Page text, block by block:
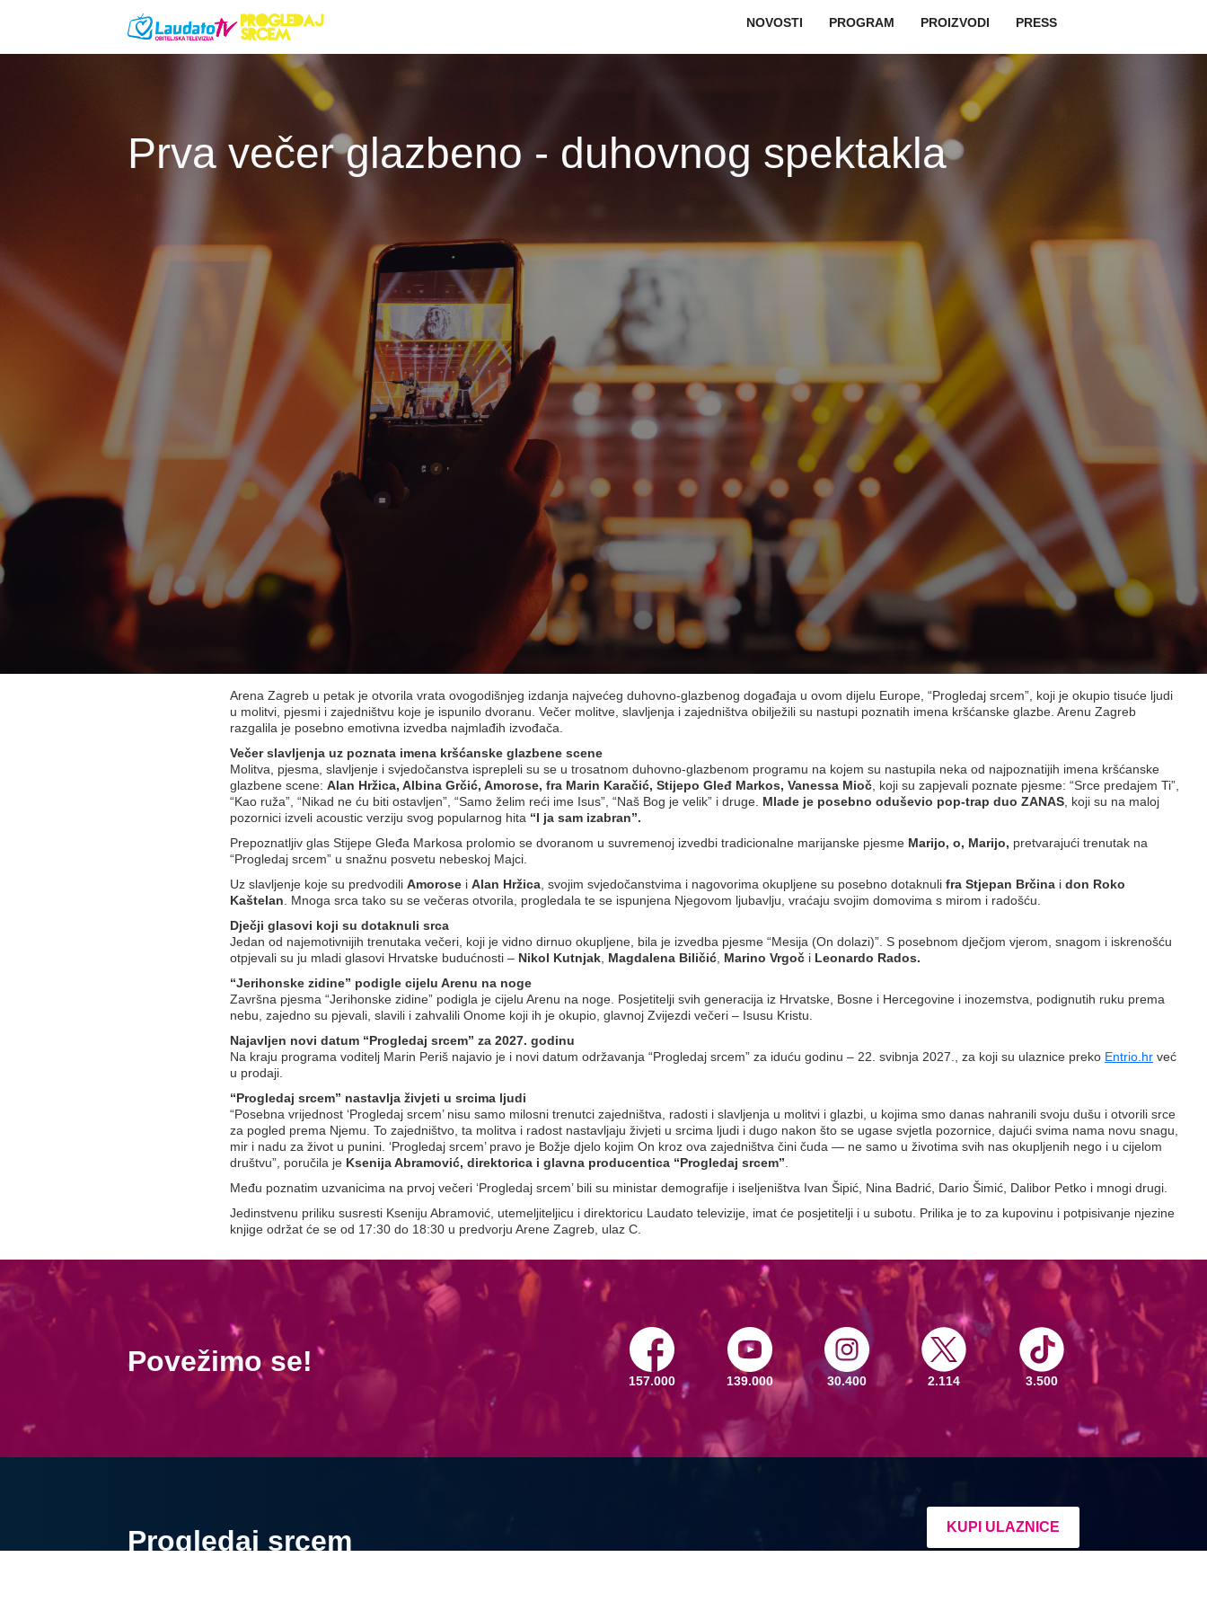
Main navigation
NOVOSTI PROGRAM PROIZVODI PRESS
Prva večer glazbeno - duhovnog spektakla
Arena Zagreb u petak je otvorila vrata ovogodišnjeg izdanja najvećeg duhovno-glazbenog događaja u ovom dijelu Europe, “Progledaj srcem”, koji je okupio tisuće ljudi
u molitvi, pjesmi i zajedništvu koje je ispunilo dvoranu. Večer molitve, slavljenja i zajedništva obilježili su nastupi poznatih imena kršćanske glazbe. Arenu Zagreb
razgalila je posebno emotivna izvedba najmlađih izvođača.
Večer slavljenja uz poznata imena kršćanske glazbene scene
Molitva, pjesma, slavljenje i svjedočanstva isprepleli su se u trosatnom duhovno-glazbenom programu na kojem su nastupila neka od najpoznatijih imena kršćanske
glazbene scene: Alan Hržica, Albina Grčić, Amorose, fra Marin Karačić, Stijepo Gleđ Markos, Vanessa Mioč, koji su zapjevali poznate pjesme: “Srce predajem Ti”,
“Kao ruža”, “Nikad ne ću biti ostavljen”, “Samo želim reći ime Isus”, “Naš Bog je velik” i druge. Mlade je posebno oduševio pop-trap duo ZANAS, koji su na maloj
pozornici izveli acoustic verziju svog popularnog hita “I ja sam izabran”.
Prepoznatljiv glas Stijepe Gleđa Markosa prolomio se dvoranom u suvremenoj izvedbi tradicionalne marijanske pjesme Marijo, o, Marijo, pretvarajući trenutak na
“Progledaj srcem” u snažnu posvetu nebeskoj Majci.
Uz slavljenje koje su predvodili Amorose i Alan Hržica, svojim svjedočanstvima i nagovorima okupljene su posebno dotaknuli fra Stjepan Brčina i don Roko
Kaštelan. Mnoga srca tako su se večeras otvorila, progledala te se ispunjena Njegovom ljubavlju, vraćaju svojim domovima s mirom i radošću.
Dječji glasovi koji su dotaknuli srca
Jedan od najemotivnijih trenutaka večeri, koji je vidno dirnuo okupljene, bila je izvedba pjesme “Mesija (On dolazi)”. S posebnom dječjom vjerom, snagom i iskrenošću
otpjevali su ju mladi glasovi Hrvatske budućnosti – Nikol Kutnjak, Magdalena Biličić, Marino Vrgoč i Leonardo Rados.
“Jerihonske zidine” podigle cijelu Arenu na noge
Završna pjesma “Jerihonske zidine” podigla je cijelu Arenu na noge. Posjetitelji svih generacija iz Hrvatske, Bosne i Hercegovine i inozemstva, podignutih ruku prema
nebu, zajedno su pjevali, slavili i zahvalili Onome koji ih je okupio, glavnoj Zvijezdi večeri – Isusu Kristu.
Najavljen novi datum “Progledaj srcem” za 2027. godinu
Na kraju programa voditelj Marin Periš najavio je i novi datum održavanja “Progledaj srcem” za iduću godinu – 22. svibnja 2027., za koji su ulaznice preko Entrio.hr već
u prodaji.
“Progledaj srcem” nastavlja živjeti u srcima ljudi
“Posebna vrijednost ‘Progledaj srcem’ nisu samo milosni trenutci zajedništva, radosti i slavljenja u molitvi i glazbi, u kojima smo danas nahranili svoju dušu i otvorili srce
za pogled prema Njemu. To zajedništvo, ta molitva i radost nastavljaju živjeti u srcima ljudi i dugo nakon što se ugase svjetla pozornice, dajući svima nama novu snagu,
mir i nadu za život u punini. ‘Progledaj srcem’ pravo je Božje djelo kojim On kroz ova zajedništva čini čuda — ne samo u životima svih nas okupljenih nego i u cijelom
društvu”, poručila je Ksenija Abramović, direktorica i glavna producentica “Progledaj srcem”.
Među poznatim uzvanicima na prvoj večeri ‘Progledaj srcem’ bili su ministar demografije i iseljeništva Ivan Šipić, Nina Badrić, Dario Šimić, Dalibor Petko i mnogi drugi.
Jedinstvenu priliku susresti Kseniju Abramović, utemeljiteljicu i direktoricu Laudato televizije, imat će posjetitelji i u subotu. Prilika je to za kupovinu i potpisivanje njezine
knjige održat će se od 17:30 do 18:30 u predvorju Arene Zagreb, ulaz C.
Povežimo se!
157.000 139.000 30.400 2.114 3.500
Progledaj srcem KUPI ULAZNICE